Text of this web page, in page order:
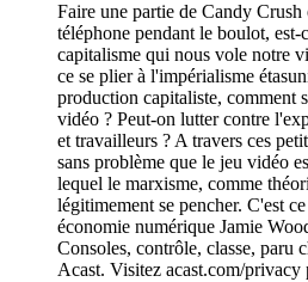
Faire une partie de Candy
téléphone pendant le boulot, est-
capitalisme qui nous vole notre
ce se plier à l'impérialisme
production capitaliste, comment
vidéo ? Peut-on lutter contre
et travailleurs ? A travers ces
sans problème que le jeu vidéo
lequel le marxisme, comme
légitimement se pencher. C'est
économie numérique Jamie
Consoles, contrôle, classe, paru
Acast. Visitez acast.com/